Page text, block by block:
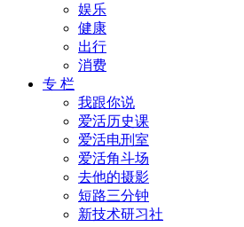
娱乐
健康
出行
消费
专 栏
我跟你说
爱活历史课
爱活电刑室
爱活角斗场
去他的摄影
短路三分钟
新技术研习社